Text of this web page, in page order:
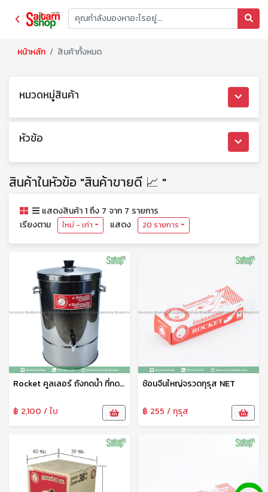
หน้าหลัก สินค้าทั้งหมด
หมวดหมู่สินค้า
หัวข้อ
สินค้าในหัวข้อ "สินค้าขายดี 📈 "
แสดงสินค้า 1 ถึง 7 จาก 7 รายการ
เรียงตาม
ใหม่ - เก่า แสดง 20 รายการ
Rocket คูลเลอร์ ถังกดน้ำ ที่กดน้ำ คูลเลอร์น้ำ คูลเลอร์สแตนเลส 34 ซม. ตราจรวด
฿ 2,100 / ใบ
ช้อนจีนใหญ่จรวดกุรุส NET
฿ 255 / กุรุส